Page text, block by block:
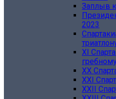
Заплыв
2023
XI
ХХ
XXI
XXII